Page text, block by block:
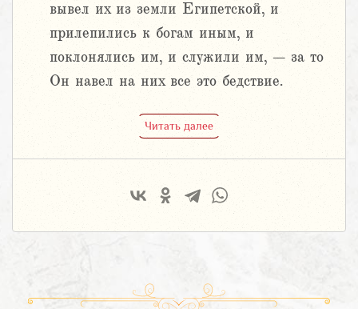
вывел их из земли Египетской, и
прилепились к богам иным, и
поклонялись им, и служили им, – за то
Он навел на них все это бедствие.
Читать далее